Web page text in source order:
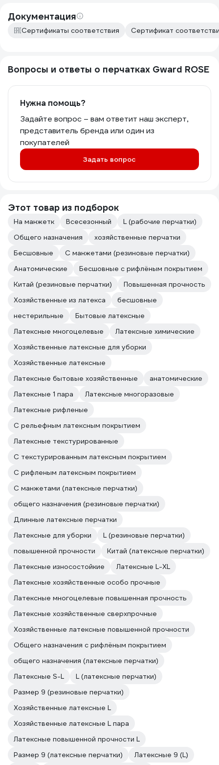
Документация
Сертификаты соответствия Сертификат
Вопросы и ответы о перчатках Gward ROSE
Нужна помощь?
Задайте вопрос – вам ответит наш эксперт,
представитель бренда или один из
покупателей
Задать вопрос
Этот товар из подборок
На манжетк Всесезонный
L (рабочие перчатки)
Общего назначения
хозяйственные перчатки
Бесшовные
С манжетами (резиновые перчатки)
Анатомические
Бесшовные с рифлёным покрытием
Китай (резиновые перчатки)
Повышенная прочность
Хозяйственные из латекса
бесшовные
нестерильные
Бытовые латексные
Латексные многоцелевые
Латексные химические
Хозяйственные латексные для уборки
Хозяйственные латексные
Латексные бытовые хозяйственные
анатомические
Латексные 1 пара
Латексные многоразовые
Латексные рифленые
С рельефным латексным покрытием
Латексные текстурированные
С текстурированным латексным покрытием
С рифленым латексным покрытием
С манжетами (латексные перчатки)
общего назначения (резиновые перчатки)
Длинные латексные перчатки
Латексные для уборки
L (резиновые перчатки)
повышенной прочности
Китай (латексные перчатки)
Латексные износостойкие
Латексные L-XL
Латексные хозяйственные особо прочные
Латексные многоцелевые повышенная прочность
Латексные хозяйственные сверхпрочные
Хозяйственные латексные повышенной прочности
Общего назначения с рифлёным покрытием
общего назначения (латексные перчатки)
Латексные S-L
L (латексные перчатки)
Размер 9 (резиновые перчатки)
Хозяйственные латексные L
Хозяйственные латексные L пара
Латексные повышенной прочности L
Размер 9 (латексные перчатки)
Латексные 9 (L)